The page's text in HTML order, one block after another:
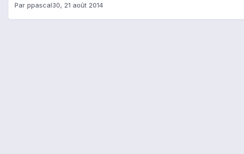
Par ppascal30, 21 août 2014